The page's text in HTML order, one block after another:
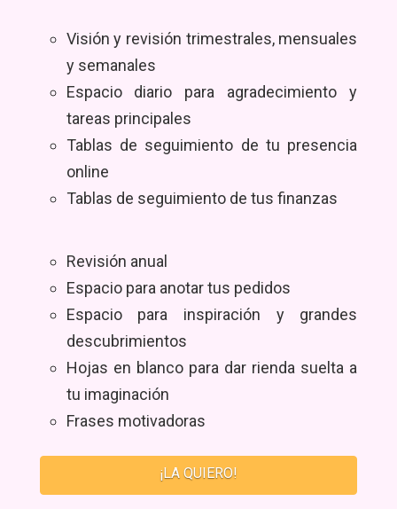
Visión y revisión trimestrales, mensuales
y semanales
Espacio diario para agradecimiento y
tareas principales
Tablas de seguimiento de tu presencia
online
Tablas de seguimiento de tus finanzas
Revisión anual
Espacio para anotar tus pedidos
Espacio para inspiración y grandes
descubrimientos
Hojas en blanco para dar rienda suelta a
tu imaginación
Frases motivadoras
¡LA QUIERO!